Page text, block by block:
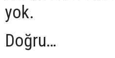
yok.
Doğru…